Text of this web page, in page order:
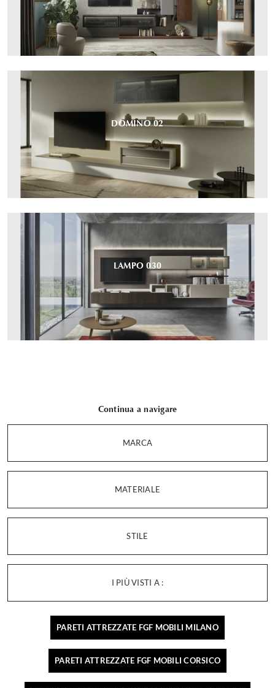
DOMINO 02
LAMPO 030
Continua a navigare
MARCA
MATERIALE
STILE
I PIÙ VISTI A :
PARETI ATTREZZATE FGF MOBILI MILANO
PARETI ATTREZZATE FGF MOBILI CORSICO